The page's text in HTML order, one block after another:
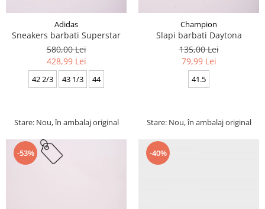
Adidas
Sneakers barbati Superstar
580,00 Lei
428,99 Lei
42 2/3 43 1/3 44
Stare: Nou, în ambalaj original
Champion
Slapi barbati Daytona
135,00 Lei
79,99 Lei
41.5
Stare: Nou, în ambalaj original
-53% -40%